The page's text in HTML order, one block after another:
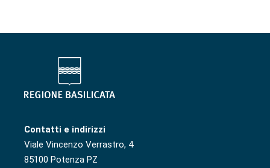
Contatti e indirizzi
Viale Vincenzo Verrastro, 4
85100 Potenza PZ